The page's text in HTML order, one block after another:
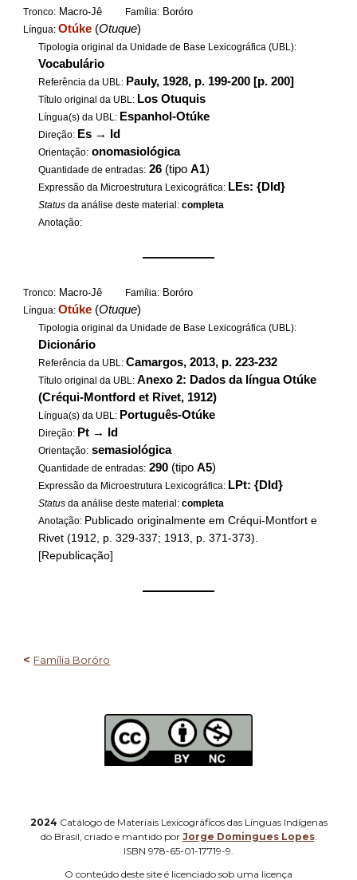
Tronco: Macro-Jê Família: Boróro
Língua:Otúke (Otuque)
Tipologia original da Unidade de Base Lexicográfica (UBL):
Vocabulário
Referência da UBL: Pauly, 1928, p. 199-200 [p. 200]
Título original da UBL: Los Otuquis
Língua(s) da UBL: Espanhol-Otúke
Direção: Es → Id
Orientação: onomasiológica
Quantidade de entradas: 26 (tipoA1)
Expressão da Microestrutura Lexicográfica: LEs: {DId}
Status da análise deste material:completa
Anotação:
——————
Tronco: Macro-Jê Família: Boróro
Língua:Otúke (Otuque)
Tipologia original da Unidade de Base Lexicográfica (UBL):
Dicionário
Referência da UBL:Camargos, 2013, p. 223-232
Título original da UBL:Anexo 2: Dados da língua Otúke
(Créqui-Montford et Rivet, 1912)
Língua(s) da UBL: Português-Otúke
Direção: Pt → Id
Orientação: semasiológica
Quantidade de entradas: 290 (tipoA5)
Expressão da Microestrutura Lexicográfica: LPt: {DId}
Status da análise deste material:completa
Anotação: Publicado originalmente em Créqui-Montfort e
Rivet (1912, p. 329-337; 1913, p. 371-373).
[Republicação]
——————
< Família Boróro
2024 Catálogo de Materiais Lexicográficos das Línguas Indígenas
do Brasil, criado e mantido por Jorge Domingues Lopes.
ISBN 978-65-01-17719-9.
O conteúdo deste site é licenciado sob uma licença